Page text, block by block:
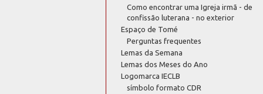
Como encontrar uma Igreja irmã - de
confissão luterana - no exterior
Espaço de Tomé
Perguntas frequentes
Lemas da Semana
Lemas dos Meses do Ano
Logomarca IECLB
símbolo formato CDR